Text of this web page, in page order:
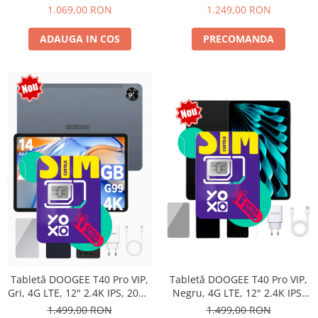
Android 15, Unisoc T615,
Stylus, Face Unlock, Dual SIM
1.069,00 RON
ADAUGA IN COS
10800mAh, 33W, Android 14,
1.249,00 RON
PRECOMANDA
Tabletă DOOGEE T40 Pro VIP,
Gri, 4G LTE, 12" 2.4K IPS, 20GB
RAM (8GB + 12GB extensibili),
1.499,00 RON
Tabletă DOOGEE T40 Pro VIP,
Negru, 4G LTE, 12" 2.4K IPS,
20GB RAM (8GB + 12GB
1.499,00 RON